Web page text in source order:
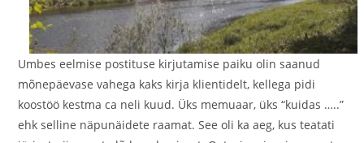
Umbes eelmise postituse kirjutamise paiku olin saanud
mõnepäevase vahega kaks kirja klientidelt, kellega pidi
koostöö kestma ca neli kuud. Üks memuaar, üks “kuidas …..”
ehk selline näpunäidete raamat. See oli ka aeg, kus teatati